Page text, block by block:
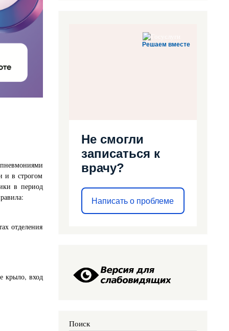
и в строгом
в период
отделения
крыло, вход
Решаем вместе
Не смогли
записаться к
врачу?
Написать о проблеме
Поиск